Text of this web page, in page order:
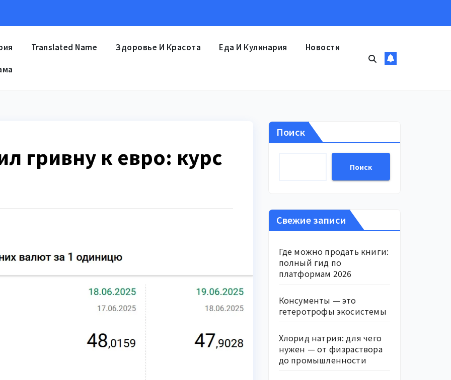
Translated Name Здоровье И Красота Еда И Кулинария Новости
гривну к евро: курс
Поиск
Поиск
Свежие записи
Где можно продать книги:
полный гид по
платформам 2026
Консументы — это
гетеротрофы экосистемы
Хлорид натрия: для чего
нужен — от физраствора
до промышленности